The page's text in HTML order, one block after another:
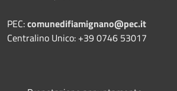
PEC:comunedifiamignano@pec.it
Centralino Unico: +39 0746 53017